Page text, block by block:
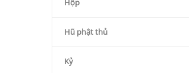
Hộp
Hũ phật thủ
Kỷ